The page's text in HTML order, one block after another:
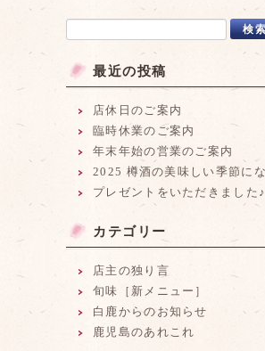
最近の投稿
店休日のご案内
臨時休業のご案内
年末年始の営業のご案内
2025 樽酒の美味しい季節に
プレゼントをいただきました♪
カテゴリー
店主の独り言
旬味［新メニュー］
白鹿からのお知らせ
鹿児島のあれこれ